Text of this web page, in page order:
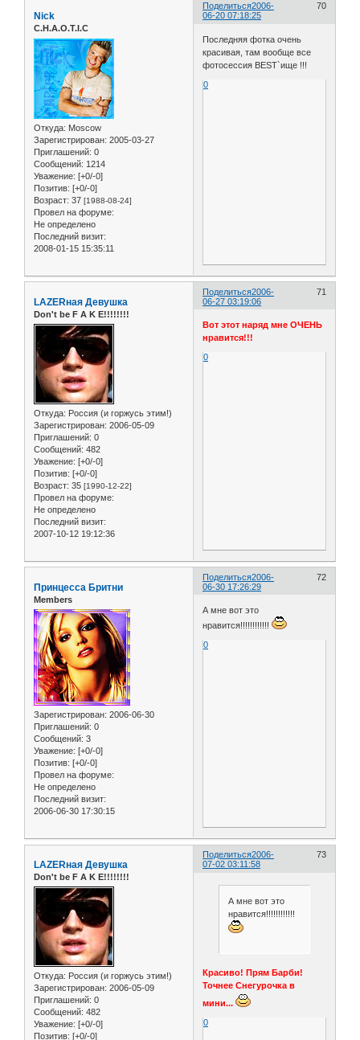
Поделиться 70
2006-
06-20 07:18:25
Nick
C.H.A.O.T.I.C
Откуда: Moscow
Зарегистрирован: 2005-03-27
Приглашений: 0
Сообщений: 1214
Уважение: [+0/-0]
Позитив: [+0/-0]
Возраст: 37 [1988-08-24]
Провел на форуме:
Не определено
Последний визит:
2008-01-15 15:35:11
Последняя фотка очень
красивая, там вообще все
фотосессия BEST`ище !!!
0
Поделиться 71
2006-
06-27 03:19:06
LAZERная Девушка
Don't be F A K E!!!!!!!!
Откуда: Россия (и горжусь этим!)
Зарегистрирован: 2006-05-09
Приглашений: 0
Сообщений: 482
Уважение: [+0/-0]
Позитив: [+0/-0]
Возраст: 35 [1990-12-22]
Провел на форуме:
Не определено
Последний визит:
2007-10-12 19:12:36
Вот этот наряд мне ОЧЕНЬ
нравится!!!
0
Поделиться 72
2006-
06-30 17:26:29
Принцесса Бритни
Members
Зарегистрирован: 2006-06-30
Приглашений: 0
Сообщений: 3
Уважение: [+0/-0]
Позитив: [+0/-0]
Провел на форуме:
Не определено
Последний визит:
2006-06-30 17:30:15
А мне вот это
нравится!!!!!!!!!!!!
0
Поделиться 73
2006-
07-02 03:11:58
LAZERная Девушка
Don't be F A K E!!!!!!!!
Откуда: Россия (и горжусь этим!)
Зарегистрирован: 2006-05-09
Приглашений: 0
Сообщений: 482
Уважение: [+0/-0]
Позитив: [+0/-0]
А мне вот это
нравится!!!!!!!!!!!!
Красиво! Прям Барби!
Точнее Снегурочка в
мини...
0